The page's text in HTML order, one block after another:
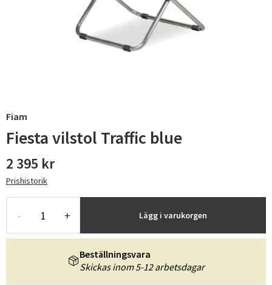
Fiam
Fiesta vilstol Traffic blue
2 395 kr
Prishistorik
- + Lägg i varukorgen
Beställningsvara
Skickas inom 5-12 arbetsdagar